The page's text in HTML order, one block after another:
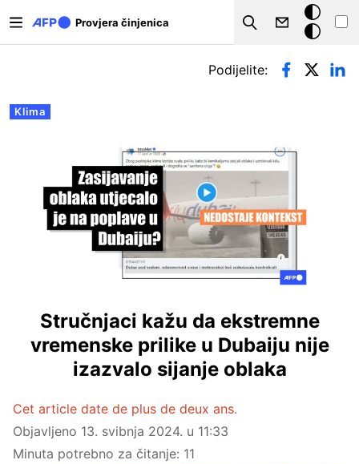
Provjera činjenica
Search
Tamna
pozadina
Primarne oznake
Klima
Podijelite:
Stručnjaci kažu da ekstremne
vremenske prilike u Dubaiju nije
izazvalo sijanje oblaka
Cet article date de plus de deux ans.
Objavljeno 13. svibnja 2024. u 11:33
Minuta potrebno za čitanje: 11